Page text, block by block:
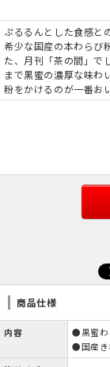
ぷるるんとした食感と
希少な国産の本わらび
た、月刊「茶の間」で
まで黒蜜の濃厚な味わ
粉をかけるのが一番お
商品仕様
内容
●黒蜜わ
●国産き